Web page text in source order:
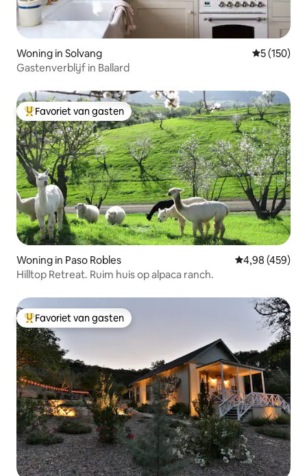
Woning in Solvang
5 (150)
Gastenverblijf in Ballard
Topfavoriet van gasten
Favoriet van gasten
Woning in Paso Robles Gemiddelde
4,98 (459)
Hilltop Retreat. Ruim huis op alpaca ranch.
Topfavoriet van gasten
Favoriet van gasten